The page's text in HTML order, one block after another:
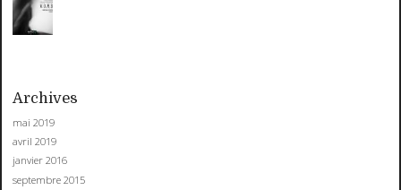
Archives
mai 2019
avril 2019
janvier 2016
septembre 2015